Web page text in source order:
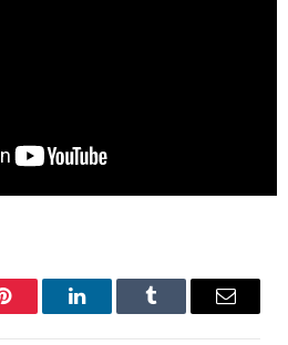
Pinterest LinkedInTumblr Email